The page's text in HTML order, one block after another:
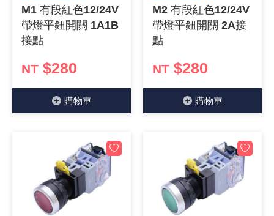
M1 有段紅色12/24V
帶燈平鈕開關 1A1B
接點
NT $280
購物⾞
M2 有段紅色12/24V
帶燈平鈕開關 2A接
點
NT $280
購物⾞